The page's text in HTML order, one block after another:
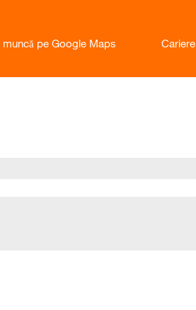
muncă pe Google Maps